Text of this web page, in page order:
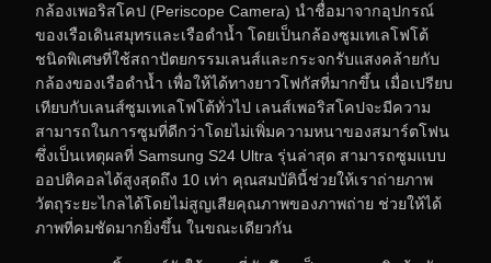
กล้องเพอริสโคป (Periscope Camera) นำชื่อมาจากอุปกรณ์
ของเรือเดินสมุทรและเรือดำน้ำ โดยเป็นกล้องซูมเทเลโฟโต้
ชนิดพิเศษที่ใช้สถาปัตยกรรมเลนส์และกระจกรับแสงคล้ายกับ
กล้องของเรือดำน้ำ เพื่อให้ได้ทางยาวโฟกัสที่มากขึ้น เมื่อเปรียบ
เทียบกับเลนส์ซูมเทเลโฟโต้ทั่วไป เลนส์เพอริสโคปจะมีความ
สามารถในการซูมที่ดีกว่าโดยไม่เพิ่มความหนาของสมาร์ตโฟน
ซึ่งเป็นเหตุผลที่ Samsung S24 Ultra รุ่นล่าสุด สามารถซูมแบบ
ออปติคอลได้สูงสุดถึง 10 เท่า คุณสมบัตินี้ช่วยให้เราถ่ายภาพ
วัตถุระยะไกลได้โดยไม่สูญเสียคุณภาพของภาพถ่าย ช่วยให้ได้
ภาพที่คมชัดมากยิ่งขึ้น ในขณะเดียวกัน